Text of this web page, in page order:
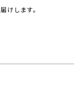
けします。